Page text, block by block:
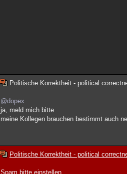
Politische Korrektheit - political
@dopex
ja, meld mich bitte
meine Kollegen brauchen bestimmt auch
Politische Korrektheit - political
Spam bitte einstellen